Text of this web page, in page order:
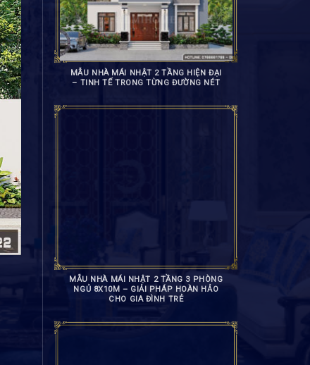
MẪU NHÀ MÁI NHẬT 2 TẦNG HIỆN ĐẠI
– TINH TẾ TRONG TỪNG ĐƯỜNG NÉT
MẪU NHÀ MÁI NHẬT 2 TẦNG 3 PHÒNG
NGỦ 8X10M – GIẢI PHÁP HOÀN HẢO
CHO GIA ĐÌNH TRẺ